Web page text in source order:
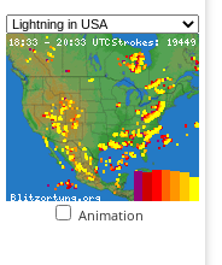
Animation